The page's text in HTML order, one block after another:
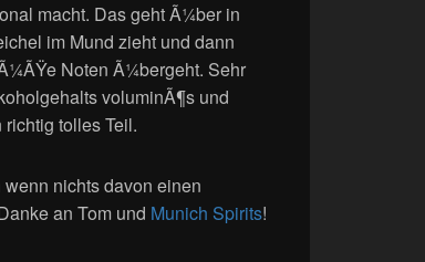
macht. Das geht Ã¼ber in
im Mund zieht und dann
Noten Ã¼bergeht. Sehr
voluminÃ¶s und
tolles Teil.
nichts davon einen
an Tom und Munich Spirits!